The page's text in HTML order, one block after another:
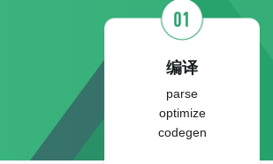
编译
parse
optimize
codegen